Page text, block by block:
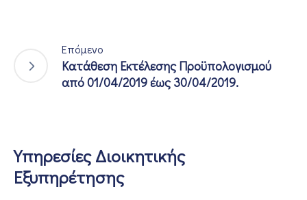
Επόμενο
Κατάθεση Εκτέλεσης Προϋπολογισμού
από 01/04/2019 έως 30/04/2019.
Υπηρεσίες Διοικητικής
Εξυπηρέτησης